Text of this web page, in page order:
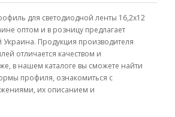
для светодиодной ленты 16,2х12
оптом и в розницу предлагает
Продукция производителя
отличается качеством и
в нашем каталоге вы сможете найти
профиля, ознакомиться с
их описанием и